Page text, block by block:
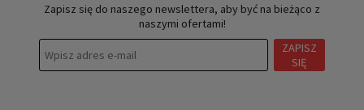
Zapisz się do naszego newslettera, aby być na bieżąco z
naszymi ofertami!
ZAPISZ
SIĘ